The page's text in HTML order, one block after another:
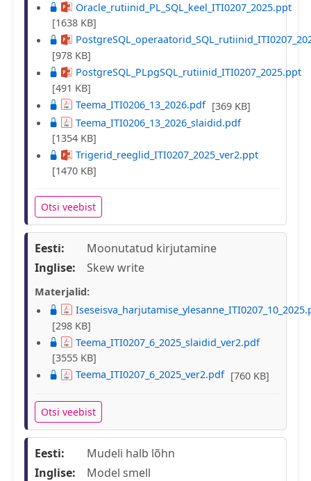
Oracle_rutiinid_PL_SQL_keel_ITI0207_2025.ppt
[1638 KB]
[978 KB]
PostgreSQL_PLpgSQL_rutiinid_ITI0207_2025.ppt
[491 KB]
Teema_ITI0206_13_2026.pdf [369 KB]
Teema_ITI0206_13_2026_slaidid.pdf
[1354 KB]
Trigerid_reeglid_ITI0207_2025_ver2.ppt
[1470 KB]
Otsi veebist
Eesti:
Moonutatud kirjutamine
Inglise:
Skew write
Materjalid:
[298 KB]
Teema_ITI0207_6_2025_slaidid_ver2.pdf
[3555 KB]
Teema_ITI0207_6_2025_ver2.pdf [760 KB]
Otsi veebist
Eesti:
Mudeli halb lõhn
Inglise:
Model smell